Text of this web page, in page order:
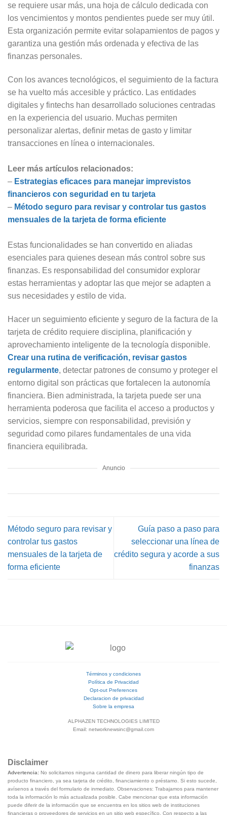
se requiere usar más, una hoja de cálculo dedicada con
los vencimientos y montos pendientes puede ser muy útil.
Esta organización permite evitar solapamientos de pagos y
garantiza una gestión más ordenada y efectiva de las
finanzas personales.
Con los avances tecnológicos, el seguimiento de la factura
se ha vuelto más accesible y práctico. Las entidades
digitales y fintechs han desarrollado soluciones centradas
en la experiencia del usuario. Muchas permiten
personalizar alertas, definir metas de gasto y limitar
transacciones en línea o internacionales.
Leer más artículos relacionados:
– Estrategias eficaces para manejar imprevistos
financieros con seguridad en tu tarjeta
– Método seguro para revisar y controlar tus gastos
mensuales de la tarjeta de forma eficiente
Estas funcionalidades se han convertido en aliadas
esenciales para quienes desean más control sobre sus
finanzas. Es responsabilidad del consumidor explorar
estas herramientas y adoptar las que mejor se adapten a
sus necesidades y estilo de vida.
Hacer un seguimiento eficiente y seguro de la factura de la
tarjeta de crédito requiere disciplina, planificación y
aprovechamiento inteligente de la tecnología disponible.
Crear una rutina de verificación, revisar gastos
regularmente, detectar patrones de consumo y proteger el
entorno digital son prácticas que fortalecen la autonomía
financiera. Bien administrada, la tarjeta puede ser una
herramienta poderosa que facilita el acceso a productos y
servicios, siempre con responsabilidad, previsión y
seguridad como pilares fundamentales de una vida
financiera equilibrada.
Anuncio
Método seguro para revisar y
controlar tus gastos
mensuales de la tarjeta de
forma eficiente
Guía paso a paso para
seleccionar una línea de
crédito segura y acorde a sus
finanzas
Términos y condiciones
Política de Privacidad
Opt-out Preferences
Declaracion de privacidad
Sobre la empresa
ALPHAZEN TECHNOLOGIES LIMITED
Email: networknewsinc@gmail.com
Disclaimer
Advertencia: No solicitamos ninguna cantidad de dinero para liberar ningún tipo de
producto financiero, ya sea tarjeta de crédito, financiamiento o préstamo. Si esto sucede,
avísenos a través del formulario de inmediato. Observaciones: Trabajamos para mantener
toda la información lo más actualizada posible. Cabe mencionar que esta información
puede diferir de la información que se encuentra en los sitios web de instituciones
financieras o proveedores de servicios en un sitio web específico. Con respecto a las